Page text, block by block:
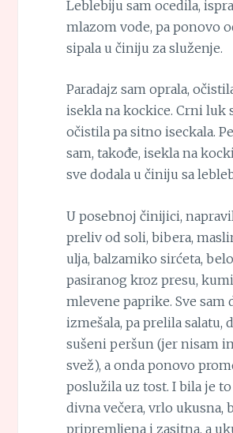
Leblebiju sam ocedila,
mlazom vode, pa ponovo
sipala u činiju za služenje.
Paradajz sam oprala,
isekla na kockice. Crni luk
očistila pa sitno iseckala.
sam, takođe, isekla na
sve dodala u činiju sa
U posebnoj činijici,
preliv od soli, bibera,
ulja, balzamiko sirćeta,
pasiranog kroz presu,
mlevene paprike. Sve sam
izmešala, pa prelila salatu,
sušeni peršun (jer nisam
svež), a onda ponovo
poslužila uz tost. I bila je
divna večera, vrlo ukusna,
pripremljena i zasitna, a